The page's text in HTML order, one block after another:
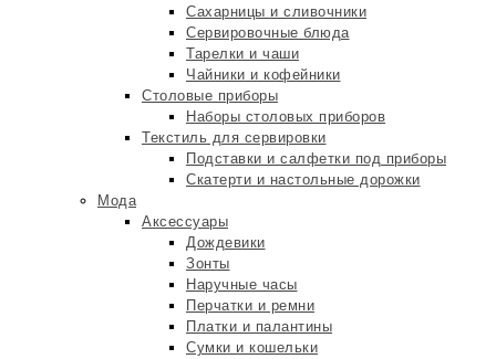
Сахарницы и сливочники
Сервировочные блюда
Тарелки и чаши
Чайники и кофейники
Столовые приборы
Наборы столовых приборов
Текстиль для сервировки
Подставки и салфетки под приборы
Скатерти и настольные дорожки
Мода
Аксессуары
Дождевики
Зонты
Наручные часы
Перчатки и ремни
Платки и палантины
Сумки и кошельки